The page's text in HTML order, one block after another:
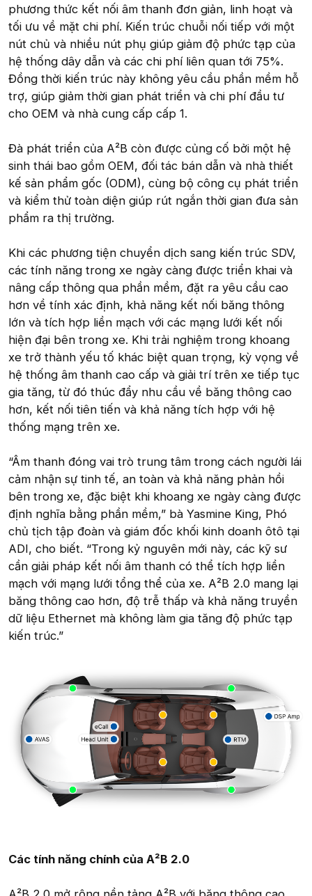
phương thức kết nối âm thanh đơn giản, linh hoạt và
tối ưu về mặt chi phí. Kiến trúc chuỗi nối tiếp với một
nút chủ và nhiều nút phụ giúp giảm độ phức tạp của
hệ thống dây dẫn và các chi phí liên quan tới 75%.
Đồng thời kiến trúc này không yêu cầu phần mềm hỗ
trợ, giúp giảm thời gian phát triển và chi phí đầu tư
cho OEM và nhà cung cấp cấp 1.
Đà phát triển của A²B còn được củng cố bởi một hệ
sinh thái bao gồm OEM, đối tác bán dẫn và nhà thiết
kế sản phẩm gốc (ODM), cùng bộ công cụ phát triển
và kiểm thử toàn diện giúp rút ngắn thời gian đưa sản
phẩm ra thị trường.
Khi các phương tiện chuyển dịch sang kiến trúc SDV,
các tính năng trong xe ngày càng được triển khai và
nâng cấp thông qua phần mềm, đặt ra yêu cầu cao
hơn về tính xác định, khả năng kết nối băng thông
lớn và tích hợp liền mạch với các mạng lưới kết nối
hiện đại bên trong xe. Khi trải nghiệm trong khoang
xe trở thành yếu tố khác biệt quan trọng, kỳ vọng về
hệ thống âm thanh cao cấp và giải trí trên xe tiếp tục
gia tăng, từ đó thúc đẩy nhu cầu về băng thông cao
hơn, kết nối tiên tiến và khả năng tích hợp với hệ
thống mạng trên xe.
“Âm thanh đóng vai trò trung tâm trong cách người lái
cảm nhận sự tinh tế, an toàn và khả năng phản hồi
bên trong xe, đặc biệt khi khoang xe ngày càng được
định nghĩa bằng phần mềm,” bà Yasmine King, Phó
chủ tịch tập đoàn và giám đốc khối kinh doanh ôtô tại
ADI, cho biết. “Trong kỷ nguyên mới này, các kỹ sư
cần giải pháp kết nối âm thanh có thể tích hợp liền
mạch với mạng lưới tổng thể của xe. A²B 2.0 mang lại
băng thông cao hơn, độ trễ thấp và khả năng truyền
dữ liệu Ethernet mà không làm gia tăng độ phức tạp
kiến trúc.”
Các tính năng chính của A²B 2.0